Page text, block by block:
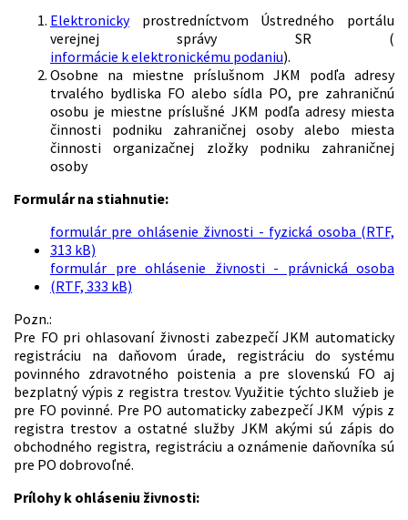
Elektronickyprostredníctvom Ústredného portálu
verejnej správy SR (
informácie k elektronickému podaniu).
Osobne na miestne príslušnom JKM podľa adresy
trvalého bydliska FO alebo sídla PO, pre zahraničnú
osobu je miestne príslušné JKM podľa adresy miesta
činnosti podniku zahraničnej osoby alebo miesta
činnosti organizačnej zložky podniku zahraničnej
osoby
Formulár na stiahnutie:
formulár pre ohlásenie živnosti - fyzická osoba (RTF,
313 kB)
formulár pre ohlásenie živnosti - právnická osoba
(RTF, 333 kB)
Pozn.:
Pre FO pri ohlasovaní živnosti zabezpečí JKM automaticky
registráciu na daňovom úrade, registráciu do systému
povinného zdravotného poistenia a pre slovenskú FO aj
bezplatný výpis z registra trestov. Využitie týchto služieb je
pre FO povinné. Pre PO automaticky zabezpečí JKM výpis z
registra trestov a ostatné služby JKM akými sú zápis do
obchodného registra, registráciu a oznámenie daňovníka sú
pre PO dobrovoľné.
Prílohy k ohláseniu živnosti: